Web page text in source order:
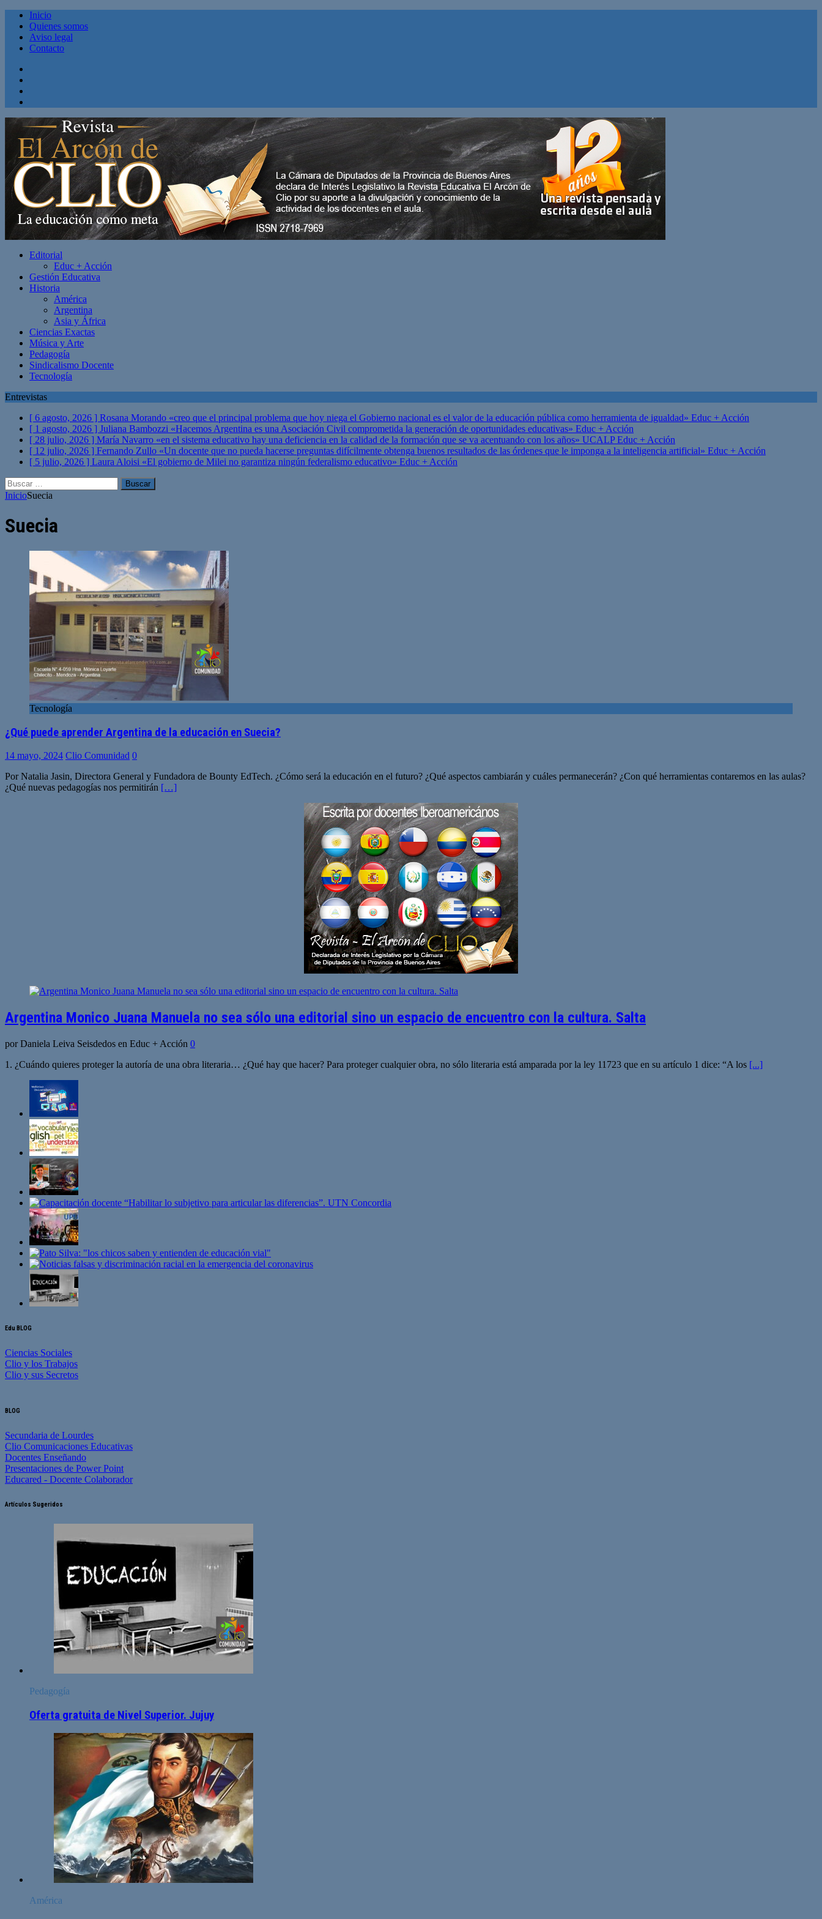
Inicio
Quienes somos
Aviso legal
Contacto
Editorial
Educ + Acción
Gestión Educativa
Historia
América
Argentina
Asia y África
Ciencias Exactas
Música y Arte
Pedagogía
Sindicalismo Docente
Tecnología
Entrevistas
[ 6 agosto, 2026 ] Rosana Morando «creo que el principal problema que hoy niega el Gobierno nacional es el valor de la educación pública como herramienta de igualdad» Educ + Acción
[ 1 agosto, 2026 ] Juliana Bambozzi «Hacemos Argentina es una Asociación Civil comprometida la generación de oportunidades educativas» Educ + Acción
[ 28 julio, 2026 ] María Navarro «en el sistema educativo hay una deficiencia en la calidad de la formación que se va acentuando con los años» UCALPEduc + Acción
[ 12 julio, 2026 ] Fernando Zullo «Un docente que no pueda hacerse preguntas difícilmente obtenga buenos resultados de las órdenes que le imponga a la inteligencia artificial» Educ + Acción
[ 5 julio, 2026 ] Laura Aloisi «El gobierno de Milei no garantiza ningún federalismo educativo» Educ + Acción
Buscar:
InicioSuecia
Suecia
Tecnología
¿Qué puede aprender Argentina de la educación en Suecia?
14 mayo, 2024 Clio Comunidad 0
Por Natalia Jasin, Directora General y Fundadora de Bounty EdTech. ¿Cómo será la educación en el futuro? ¿Qué aspectos cambiarán y cuáles permanecerán? ¿Con qué herramientas contaremos en las aulas?
¿Qué nuevas pedagogías nos permitirán […]
Argentina Monico Juana Manuela no sea sólo una editorial sino un espacio de encuentro con la cultura. Salta
por Daniela Leiva Seisdedos en Educ + Acción 0
1. ¿Cuándo quieres proteger la autoría de una obra literaria… ¿Qué hay que hacer? Para proteger cualquier obra, no sólo literaria está amparada por la ley 11723 que en su artículo 1 dice: “A los [...]
Edu BLOG
Ciencias Sociales
Clio y los Trabajos
Clio y sus Secretos
BLOG
Secundaria de Lourdes
Clio Comunicaciones Educativas
Docentes Enseñando
Presentaciones de Power Point
Educared - Docente Colaborador
Artículos Sugeridos
Pedagogía
Oferta gratuita de Nivel Superior. Jujuy
América